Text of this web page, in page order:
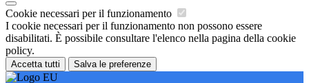
Cookie necessari per il funzionamento
I cookie necessari per il funzionamento non possono essere
disabilitati. È possibile consultare l'elenco nella pagina della cookie
policy.
Accetta tutti Salva le preferenze